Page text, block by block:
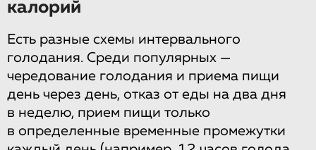
калорий
Есть разные схемы интервального
голодания. Среди популярных —
чередование голодания и приема пищи
день через день, отказ от еды на два дня
в неделю, прием пищи только
в определенные временные промежутки